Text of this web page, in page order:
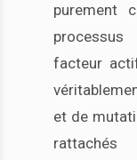
purement
facteur
et de